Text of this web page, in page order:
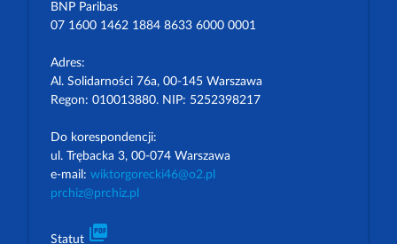
BNP Paribas
07 1600 1462 1884 8633 6000 0001
Adres:
Al. Solidarności 76a, 00-145 Warszawa
Regon: 010013880. NIP: 5252398217
Do korespondencji:
ul. Trębacka 3, 00-074 Warszawa
e-mail: wiktorgorecki46@o2.pl
prchiz@prchiz.pl
Statut picture_as_pdf